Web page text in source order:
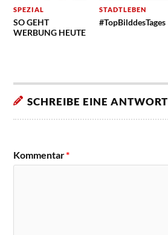
SPEZIAL
SO GEHT
WERBUNG HEUTE
STADTLEBEN
#TopBilddesTages
SCHREIBE EINE ANTWORT
Kommentar*